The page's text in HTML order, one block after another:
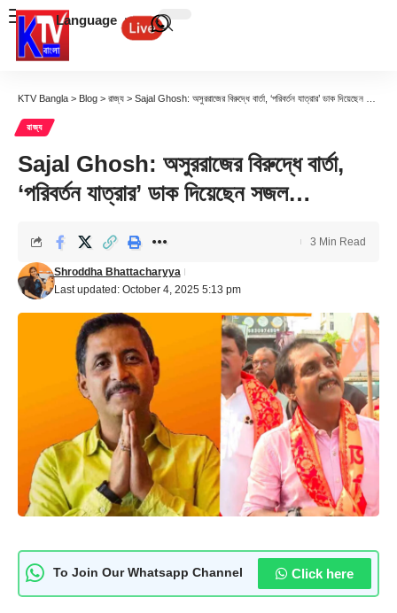
Language
KTV Bangla > Blog > রাজ্য > Sajal Ghosh: অসুররাজের বিরুদ্ধে বার্তা, ‘পরিবর্তন যাত্রার’ ডাক দিয়েছেন সজল…
রাজ্য
Sajal Ghosh: অসুররাজের বিরুদ্ধে বার্তা,
‘পরিবর্তন যাত্রার’ ডাক দিয়েছেন সজল…
Last updated: October 4, 2025 5:13 pm
Shroddha Bhattacharyya
3 Min Read
To Join Our Whatsapp Channel Click here